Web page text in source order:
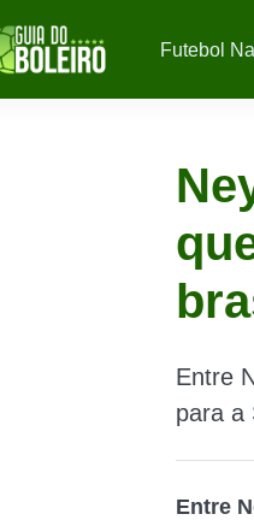
Futebol
Entre
para a
Entre